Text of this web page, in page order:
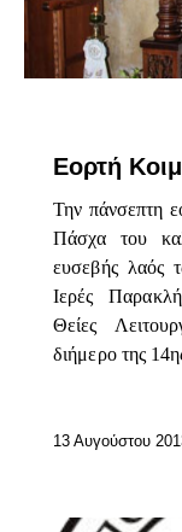
Εορτή
Την πάνσεπτη
Πάσχα του
ευσεβής λαός
Ιερές
Θείες
διήμερο της
13 Αυγούστου